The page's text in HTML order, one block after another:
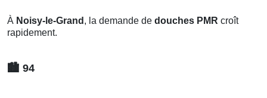
À Noisy-le-Grand , la demande de douches PMR croît
rapidement.
🏙️ 94